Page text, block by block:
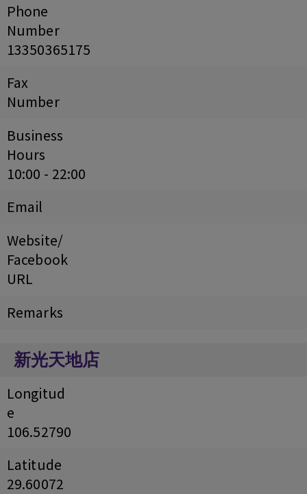
Phone
Number
13350365175
Fax
Number
Business
Hours
10:00 - 22:00
Email
Website/
Facebook
URL
Remarks
新光天地店
Longitud
e
106.52790
Latitude
29.60072